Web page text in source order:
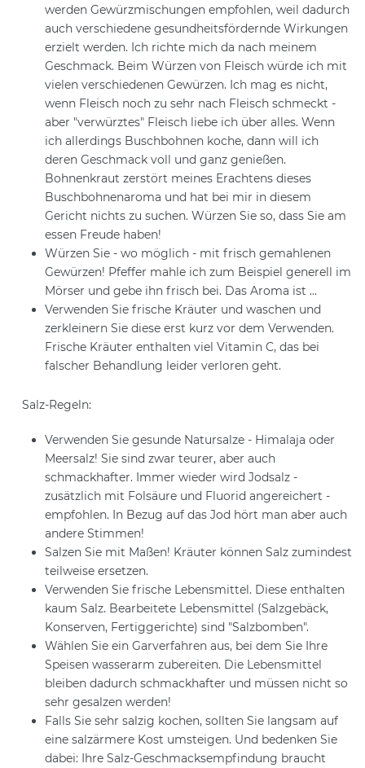
werden Gewürzmischungen empfohlen, weil dadurch
auch verschiedene gesundheitsfördernde Wirkungen
erzielt werden. Ich richte mich da nach meinem
Geschmack. Beim Würzen von Fleisch würde ich mit
vielen verschiedenen Gewürzen. Ich mag es nicht,
wenn Fleisch noch zu sehr nach Fleisch schmeckt -
aber "verwürztes" Fleisch liebe ich über alles. Wenn
ich allerdings Buschbohnen koche, dann will ich
deren Geschmack voll und ganz genießen.
Bohnenkraut zerstört meines Erachtens dieses
Buschbohnenaroma und hat bei mir in diesem
Gericht nichts zu suchen. Würzen Sie so, dass Sie am
essen Freude haben!
Würzen Sie - wo möglich - mit frisch gemahlenen
Gewürzen! Pfeffer mahle ich zum Beispiel generell im
Mörser und gebe ihn frisch bei. Das Aroma ist ...
Verwenden Sie frische Kräuter und waschen und
zerkleinern Sie diese erst kurz vor dem Verwenden.
Frische Kräuter enthalten viel Vitamin C, das bei
falscher Behandlung leider verloren geht.
Salz-Regeln:
Verwenden Sie gesunde Natursalze - Himalaja oder
Meersalz! Sie sind zwar teurer, aber auch
schmackhafter. Immer wieder wird Jodsalz -
zusätzlich mit Folsäure und Fluorid angereichert -
empfohlen. In Bezug auf das Jod hört man aber auch
andere Stimmen!
Salzen Sie mit Maßen! Kräuter können Salz zumindest
teilweise ersetzen.
Verwenden Sie frische Lebensmittel. Diese enthalten
kaum Salz. Bearbeitete Lebensmittel (Salzgebäck,
Konserven, Fertiggerichte) sind "Salzbomben".
Wählen Sie ein Garverfahren aus, bei dem Sie Ihre
Speisen wasserarm zubereiten. Die Lebensmittel
bleiben dadurch schmackhafter und müssen nicht so
sehr gesalzen werden!
Falls Sie sehr salzig kochen, sollten Sie langsam auf
eine salzärmere Kost umsteigen. Und bedenken Sie
dabei: Ihre Salz-Geschmacksempfindung braucht